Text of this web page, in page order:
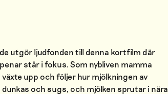
utgör ljudfonden till denna kortfilm där
står i fokus. Som nybliven mamma
upp och följer hur mjölkningen av
och sugs, och mjölken sprutar i nära